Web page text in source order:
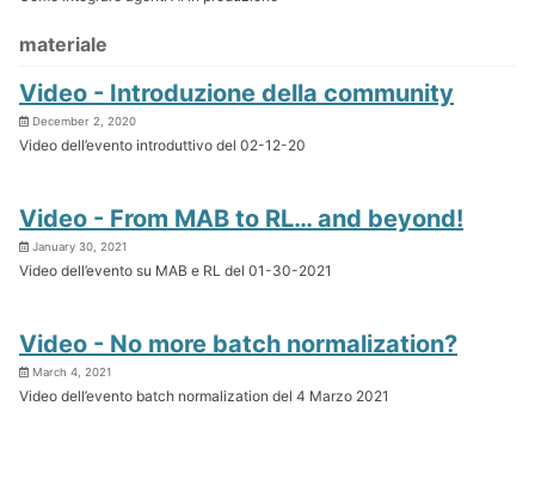
materiale
Video - Introduzione della community
December 2, 2020
Video dell’evento introduttivo del 02-12-20
Video - From MAB to RL… and beyond!
January 30, 2021
Video dell’evento su MAB e RL del 01-30-2021
Video - No more batch normalization?
March 4, 2021
Video dell’evento batch normalization del 4 Marzo 2021